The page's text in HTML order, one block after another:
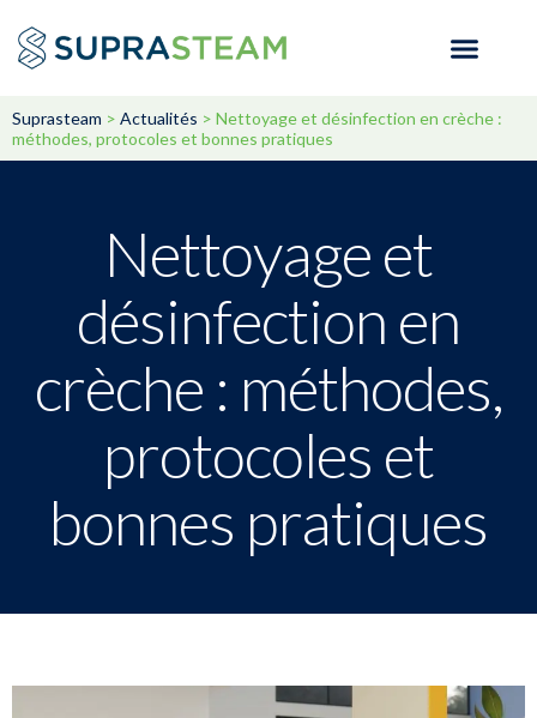
Suprasteam > Actualités > Nettoyage et désinfection en crèche :
méthodes, protocoles et bonnes pratiques
Nettoyage et
désinfection en
crèche : méthodes,
protocoles et
bonnes pratiques